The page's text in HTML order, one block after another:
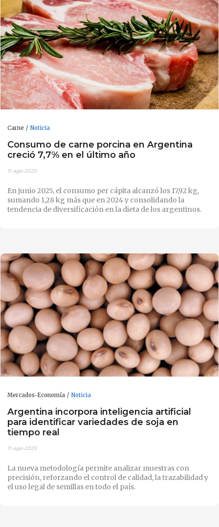
Carne Noticia
Consumo de carne porcina en Argentina
creció 7,7% en el último año
11-ago-2025
En junio 2025, el consumo per cápita alcanzó los 17,92 kg,
sumando 1,28 kg más que en 2024 y consolidando la
tendencia de diversificación en la dieta de los argentinos.
Mercados-Economía Noticia
Argentina incorpora inteligencia artificial
para identificar variedades de soja en
tiempo real
11-ago-2025
La nueva metodología permite analizar muestras con
precisión, reforzando el control de calidad, la trazabilidad y
el uso legal de semillas en todo el país.